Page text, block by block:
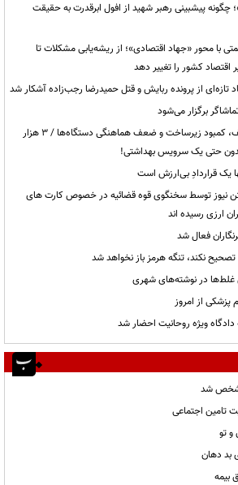
چگونه پیشبینی رهبر شهید از افول ابرقدرت به حقیقت
سلسله‌کلیپ ۱۰ قسمتی با محور «جهاد اقتصادی»؛ از ریشه‌یابی مشکلات تا
اقتصاد کشور را تغییر دهد
تازه‌ای از پرونده ربایش و قتل حمیدرضا رجب‌زاده آشکار شد
برگزار می‌شود
ریمـدان؛ مرزی گرفتار در صف، کمبود زیرساخت و ضعف هماهنگی دستگاه‌ها / ۳ هزار
بدون حتی یک سرویس بهداشتی!
یک قراردادِ بی‌ارزش است
نیوز توسط سخنگوی قوه قضائیه در خصوص کارت های
ارزی رسیده اند
فعال شد
تصحیح نکند، تنگه هرمز باز نخواهد شد
غلط‌ها در نوشته‌های شهری
پزشکی از امروز
دادگاه ویژه روحانیت احضار شد
شد
تامین اجتماعی
تو
بیمه